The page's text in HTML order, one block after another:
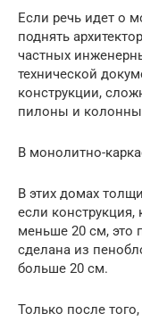
Если речь идет о
поднять
частных
технической
конструкции,
пилоны и
В монолитно-
В этих домах
если
меньше 20 см, это
сделана из
больше 20 см.
Только после